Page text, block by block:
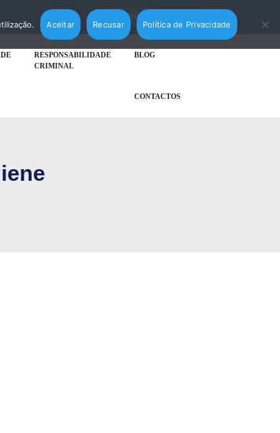
AGENDAR MARCAÇÃO
RESPONSABILIDADE
CRIMINAL
BLOG
CONTACTOS
Aceitar Recusar Política de Privacidade